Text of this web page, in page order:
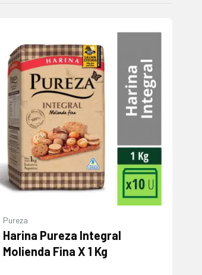
Agregar
lista de
deseos
Pureza
Harina Pureza Integral
Molienda Fina X 1 Kg